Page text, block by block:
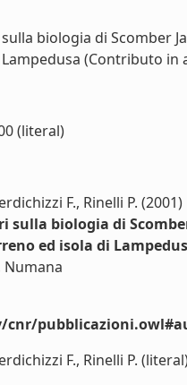
biologia di Scomber
(Contributo
(literal)
F., Rinelli P. (2001)
sulla biologia di
ed isola di
Numana
F., Rinelli P.